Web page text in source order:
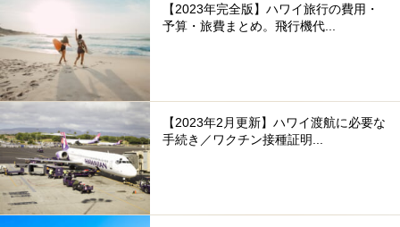
【2023年完全版】ハワイ旅行の費用・
予算・旅費まとめ。飛行機代...
【2023年2月更新】ハワイ渡航に必要な
手続き／ワクチン接種証明...